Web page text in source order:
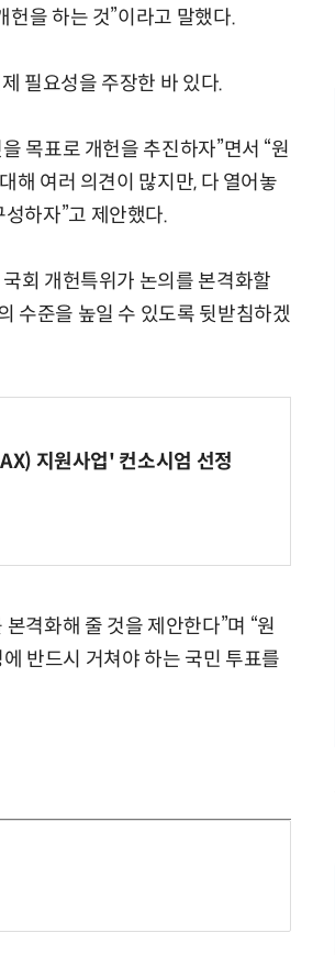
헌을 하는 것”이라고 말했다.
필요성을 주장한 바 있다.
목표로 개헌을 추진하자”면서 “원
해 여러 의견이 많지만, 다 열어놓
하자”고 제안했다.
회 개헌특위가 논의를 본격화할
수준을 높일 수 있도록 뒷받침하겠
지원사업' 컨소시엄 선정
격화해 줄 것을 제안한다”며 “원
반드시 거쳐야 하는 국민 투표를